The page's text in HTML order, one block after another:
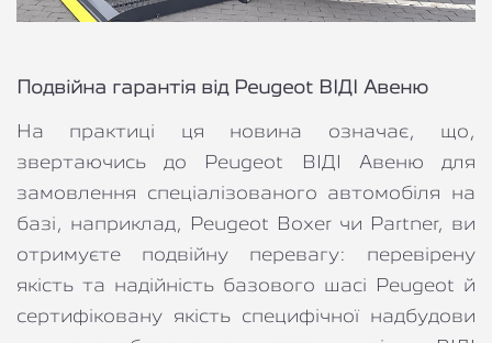
Подвійна гарантія від Peugeot ВІДІ Авеню
На практиці ця новина означає, що,
звертаючись до Peugeot ВІДІ Авеню для
замовлення спеціалізованого автомобіля на
базі, наприклад, Peugeot Boxer чи Partner, ви
отримуєте подвійну перевагу: перевірену
якість та надійність базового шасі Peugeot й
сертифіковану якість специфічної надбудови